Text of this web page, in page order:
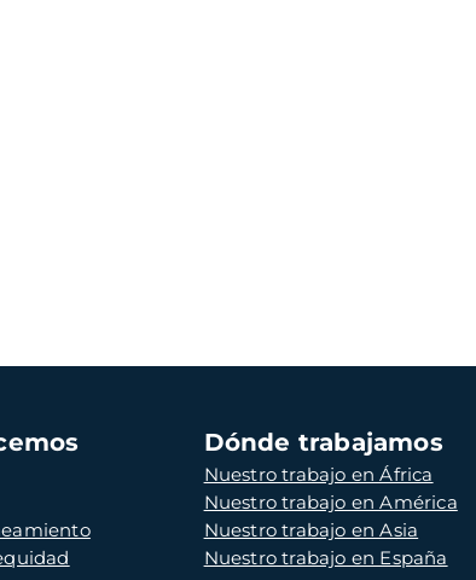
Dónde trabajamos
Nuestro trabajo en África
Nuestro trabajo en América
Nuestro trabajo en Asia
Nuestro trabajo en España